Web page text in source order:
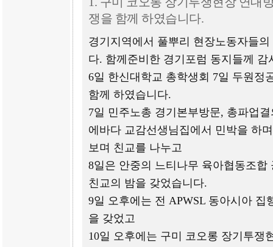
쟁을 함께 하였습니다.
경기지역에서 풀뿌리 현장노동자들
다. 함께준비한 경기포럼 동지들께 감
6일 한신대학교 총학생회 7일 두원정
함께 하였습니다.
7일 민주노총 경기본부방문, 총파업
에바다 교감선생님집에서 민박을 하
보며 친교를 나누고
8일은 안중의 느티나무 육아협동조
친교의 밤을 갖었습니다.
9일 오후에는 전 APWSL 동아시아
을 갖었고
10일 오후에는 구미 코오롱 장기투쟁